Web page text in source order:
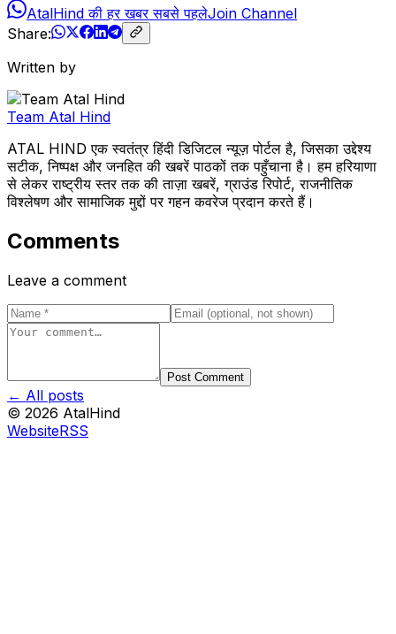
AtalHind की हर खबर सबसे पहलेJoin Channel
Share:
Written by
Team Atal Hind
ATAL HIND एक स्वतंत्र हिंदी डिजिटल न्यूज़ पोर्टल है, जिसका उद्देश्य
सटीक, निष्पक्ष और जनहित की खबरें पाठकों तक पहुँचाना है। हम हरियाणा
से लेकर राष्ट्रीय स्तर तक की ताज़ा खबरें, ग्राउंड रिपोर्ट, राजनीतिक
विश्लेषण और सामाजिक मुद्दों पर गहन कवरेज प्रदान करते हैं।
Comments
Leave a comment
Post Comment
← All posts
© 2026 AtalHind
WebsiteRSS